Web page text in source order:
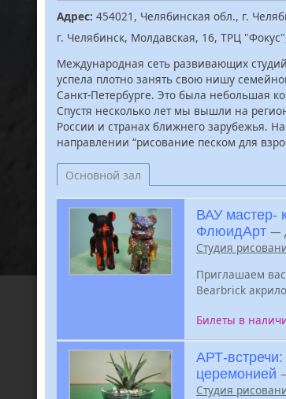
Адрес: 454021, Челябинская обл., г.
г. Челябинск, Молдавская, 16, ТРЦ
Международная сеть развивающих
успела плотно занять свою нишу
Санкт-Петербурге. Это была небольшая
Спустя несколько лет мы вышли на
России и странах ближнего зарубежья.
направлении “рисование песком для
Основной зал
ВАУ мастер-
ФлюидАрт —
Студия
Приглашаем
Bearbrick
Билеты в
АРТ-
церемонией
Студия